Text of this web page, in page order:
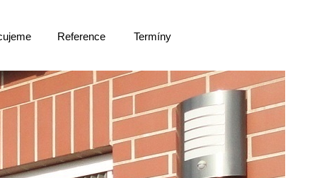
Reference Termíny